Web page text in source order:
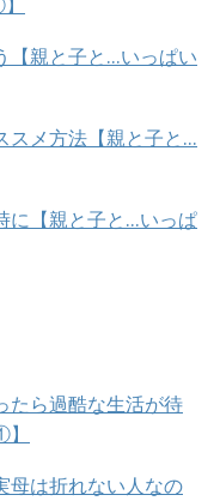
【親と子と…いっぱい
スメ方法【親と子と…
に【親と子と…いっぱ
たら過酷な生活が待
母は折れない人なの